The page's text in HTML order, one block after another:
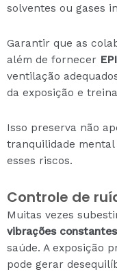
solventes ou gases
Garantir que as
além de fornecer EPI
ventilação
da exposição e
Isso preserva não
tranquilidade
esses riscos.
Controle de
Muitas vezes
vibrações constantes
saúde. A exposição
pode gerar